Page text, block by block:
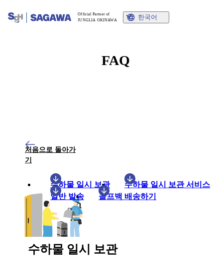
Official Partner of
JUNGLIA OKINAWA
한국어
FAQ
처음으로 돌아가
기
수하물 일시 보관
수하물 일시 보관 서비스
일반 발송
골프백 배송하기
수하물 일시 보관